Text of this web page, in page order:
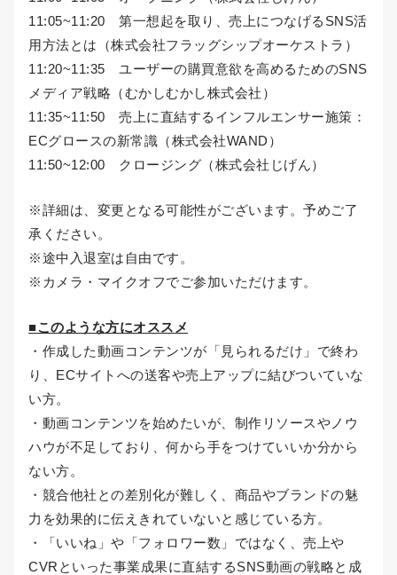
11:05~11:20 第一想起を取り、売上につなげるSNS活
用方法とは（株式会社フラッグシップオーケストラ）
11:20~11:35 ユーザーの購買意欲を高めるためのSNS
メディア戦略（むかしむかし株式会社）
11:35~11:50 売上に直結するインフルエンサー施策：
ECグロースの新常識（株式会社WAND）
11:50~12:00 クロージング（株式会社じげん）
※詳細は、変更となる可能性がございます。予めご了
承ください。
※途中入退室は自由です。
※カメラ・マイクオフでご参加いただけます。
■このような方にオススメ
・作成した動画コンテンツが「見られるだけ」で終わ
り、ECサイトへの送客や売上アップに結びついていな
い方。
・動画コンテンツを始めたいが、制作リソースやノウ
ハウが不足しており、何から手をつけていいか分から
ない方。
・競合他社との差別化が難しく、商品やブランドの魅
力を効果的に伝えきれていないと感じている方。
・「いいね」や「フォロワー数」ではなく、売上や
CVRといった事業成果に直結するSNS動画の戦略と成